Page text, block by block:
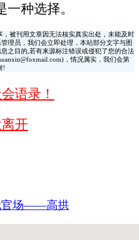
种选择。
被刊用文章因无法核实真实出处，未能及时
理员，我们会立即处理，本站部分文字与图
之目的,若有来源标注错误或侵犯了您的合法
，情况属实，我们会第
!
语录！
开
官场——高拱